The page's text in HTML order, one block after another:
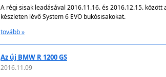
A régi sisak leadásával 2016.11.16. és 2016.12.15.
készleten lévő System 6 EVO bukósisakokat.
tovább »
Az új BMW R 1200 GS
2016.11.09